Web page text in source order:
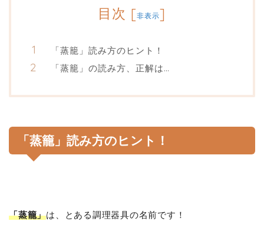
目次 [非表示]
「蒸籠」読み方のヒント！
「蒸籠」の読み方、正解は…
「蒸籠」読み方のヒント！
「蒸籠」は、とある調理器具の名前です！